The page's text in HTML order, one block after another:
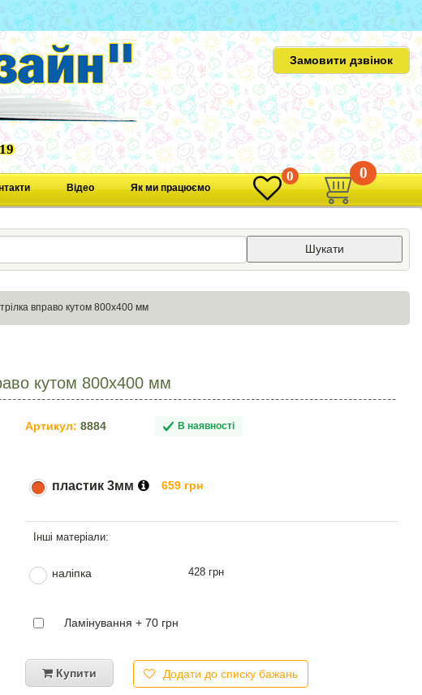
Замовити дзвінок
Відео Як ми працюємо
0 0
Шукати
вправо кутом 800х400 мм
кутом 800х400 мм
Артикул: 8884 В наявності
пластик 3мм 659 грн
наліпка 428 грн
Ламінування + 70 грн
Купити Додати до списку бажань